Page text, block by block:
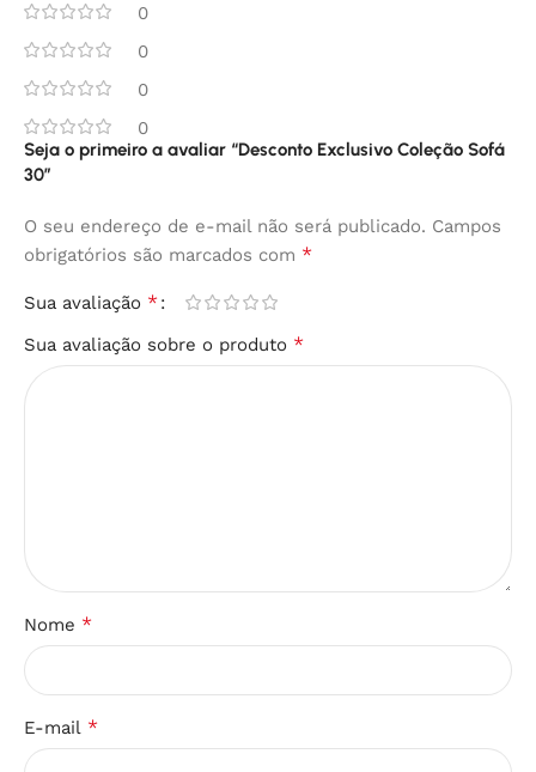
0
0
0
0
Seja o primeiro a avaliar “Desconto Exclusivo Coleção Sofá
30”
O seu endereço de e-mail não será publicado. Campos
obrigatórios são marcados com *
Sua avaliação *
Sua avaliação sobre o produto *
Nome *
E-mail *